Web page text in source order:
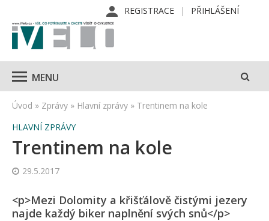
REGISTRACE PŘIHLÁŠENÍ
MENU
Úvod » Zprávy » Hlavní zprávy » Trentinem na kole
HLAVNÍ ZPRÁVY
Trentinem na kole
29.5.2017
<p>Mezi Dolomity a křišťálově čistými jezery
najde každý biker naplnění svých snů</p>